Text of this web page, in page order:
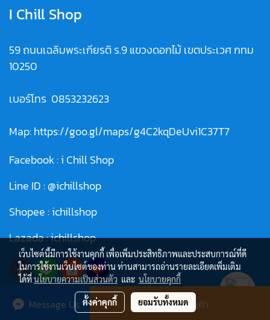
สั่งซื้อสินค้า
Message Us
I Chill Shop
59 ถนนเฉลิมพระเกียรติ ร.9 แขวงดอกไม้ เขตประเวศ กทม
10250
เบอร์โทร 0853232623
Map:https://goo.gl/maps/g4C2kqDeUvi1C37T7
Facebook :i Chill Shop
Line ID :@ichillshop
Shopee :ichillshop
Lazada :ichillshop
© Copyright 2021 All Rights Reserved.
เว็บไซต์นี้มีการใช้งานคุกกี้ เพื่อเพิ่มประสิทธิภาพและประสบการณ์ที่ดี
ในการใช้งานเว็บไซต์ของท่าน ท่านสามารถอ่านรายละเอียดเพิ่มเติม
ได้ที่นโยบายความเป็นส่วนตัว และ นโยบายคุกกี้
ตั้งค่าคุกกี้ ยอมรับทั้งหมด